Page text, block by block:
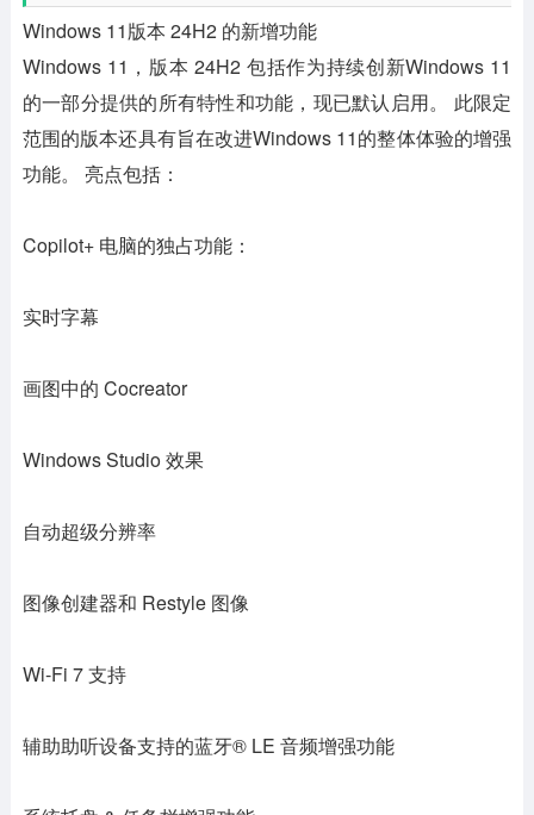
Windows 11版本 24H2 的新增功能
Windows 11，版本 24H2 包括作为持续创新Windows 11
的一部分提供的所有特性和功能，现已默认启用。 此限定
范围的版本还具有旨在改进Windows 11的整体体验的增强
功能。 亮点包括：
Copilot+ 电脑的独占功能：
实时字幕
画图中的 Cocreator
Windows Studio 效果
自动超级分辨率
图像创建器和 Restyle 图像
Wi-Fi 7 支持
辅助助听设备支持的蓝牙® LE 音频增强功能